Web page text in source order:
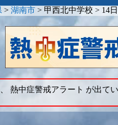
> 湖南市 > 甲西北中学校 > 14
熱中症警戒アラート が出て